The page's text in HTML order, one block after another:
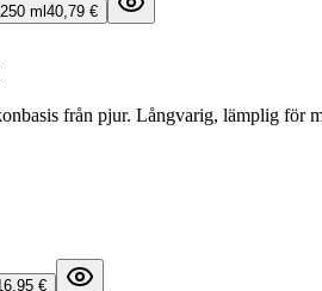
ml 40,79 €
från pjur. Långvarig, lämplig för
€